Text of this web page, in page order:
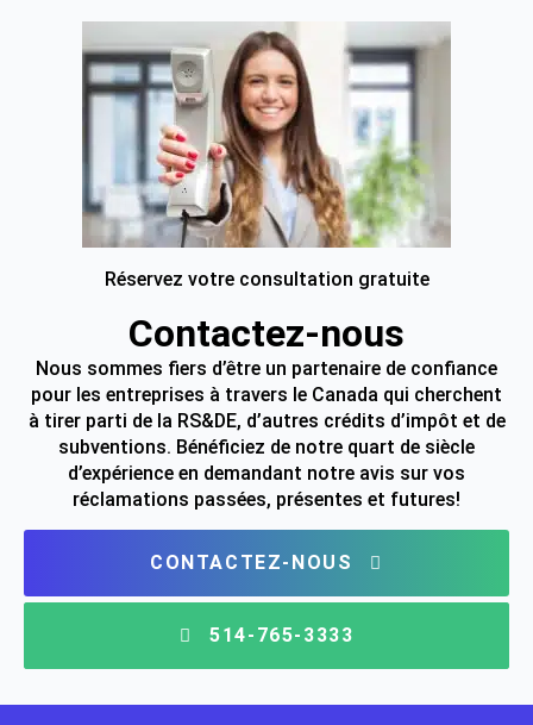
Réservez votre consultation gratuite
Contactez-nous
Nous sommes fiers d’être un partenaire de confiance
pour les entreprises à travers le Canada qui cherchent
à tirer parti de la RS&DE, d’autres crédits d’impôt et de
subventions. Bénéficiez de notre quart de siècle
d’expérience en demandant notre avis sur vos
réclamations passées, présentes et futures!
CONTACTEZ-NOUS
514-765-3333